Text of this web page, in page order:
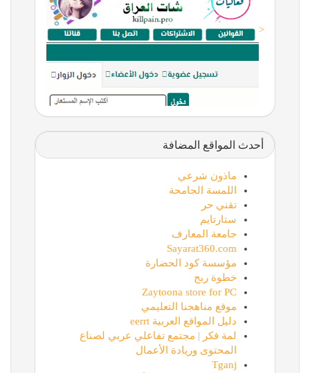
<
أحدث المواقع المضافة
ماذون شرعي
اللمسة الجامحة
تقني حر
ستارتايم
جامعة المعارف
Sayarat360.com
مؤسسة كود الحضارة
خطوة ربح
Zaytoona store for PC
موقع مناهجنا التعليمي
دليل المواقع العربية eerrt
لمة فكر | مجتمع تفاعلي عربي لصناع
المحتوى وريادة الأعمال
Tganj